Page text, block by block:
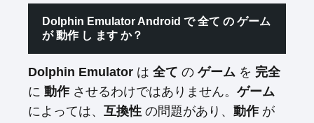
Dolphin Emulator Android で 全て の ゲーム
が 動作 し ます か？
Dolphin Emulator は 全て の ゲーム を 完全
に 動作させるわけではありません。 ゲーム
によっては、 互換性 の問題があり、 動作が